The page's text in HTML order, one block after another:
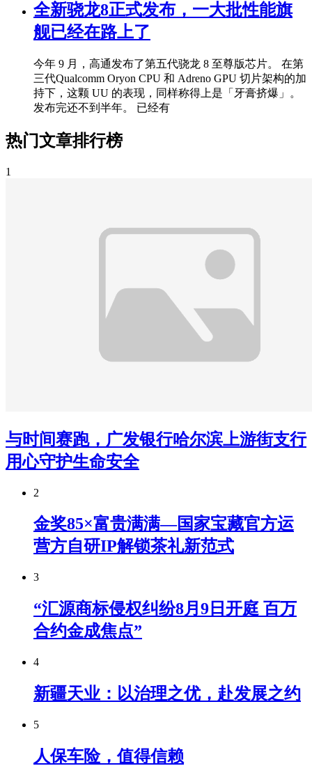
全新骁龙8正式发布，一大批性能旗
舰已经在路上了
今年 9 月，高通发布了第五代骁龙 8 至尊版芯片。 在第
三代Qualcomm Oryon CPU 和 Adreno GPU 切片架构的加
持下，这颗 UU 的表现，同样称得上是「牙膏挤爆」。
发布完还不到半年。 已经有
热门文章排行榜
1
与时间赛跑，广发银行哈尔滨上游街支行
用心守护生命安全
2
金奖85×富贵满满—国家宝藏官方运
营方自研IP解锁茶礼新范式
3
“汇源商标侵权纠纷8月9日开庭 百万
合约金成焦点”
4
新疆天业：以治理之优，赴发展之约
5
人保车险，值得信赖